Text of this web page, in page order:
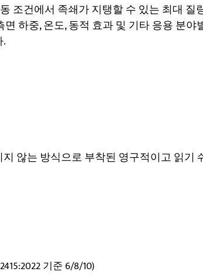
조건에서 족쇄가 지탱할 수 있는 최대 질
면 하중, 온도, 동적 효과 및 기타 응용 분야
.
않는 방식으로 부착된 영구적이고 읽기
기준 6/8/10)